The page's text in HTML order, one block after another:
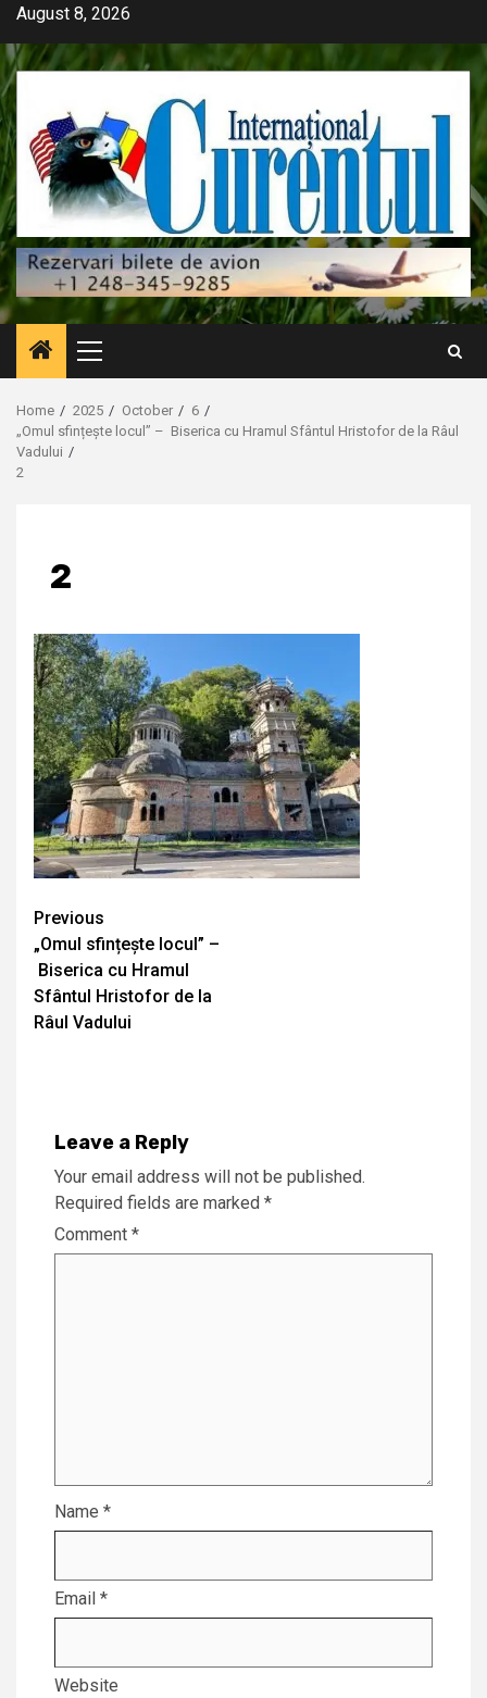
Skip
content
August 8, 2026
Primary
Menu
Home 2025 October
6
„Omul sfințește locul” – Biserica cu Hramul Sfântul Hristofor de la Râul
Vadului
2
2
Continue
Reading
Previous
„Omul sfințește locul” –
Biserica cu Hramul
Sfântul Hristofor de la
Râul Vadului
Leave a Reply
Your email address will not be published.
Required fields are marked *
Comment *
Name *
Email *
Website